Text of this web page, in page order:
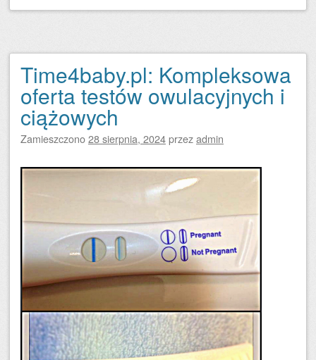
Time4baby.pl: Kompleksowa
oferta testów owulacyjnych i
ciążowych
Zamieszczono28 sierpnia, 2024przezadmin